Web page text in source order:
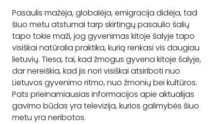
Pasaulis mažėja, globalėja, emigracija didėja, tad
šiuo metu atstumai tarp skirtingų pasaulio šalių
tapo tokie maži, jog gyvenimas kitoje šalyje tapo
visiškai natūralia praktika, kurią renkasi vis daugiau
lietuvių. Tiesa, tai, kad žmogus gyvena kitoje šalyje,
dar nereiškia, kad jis nori visiškai atsiriboti nuo
Lietuvos gyvenimo ritmo, nuo žmonių bei kultūros.
Pats prieinamiausias informacijos apie aktualijas
gavimo būdas yra televizija, kurios galimybės šiuo
metu yra neribotos.